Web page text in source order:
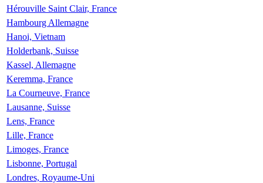
Hérouville Saint Clair, France
Hambourg Allemagne
Hanoi, Vietnam
Holderbank, Suisse
Kassel, Allemagne
Keremma, France
La Courneuve, France
Lausanne, Suisse
Lens, France
Lille, France
Limoges, France
Lisbonne, Portugal
Londres, Royaume-Uni